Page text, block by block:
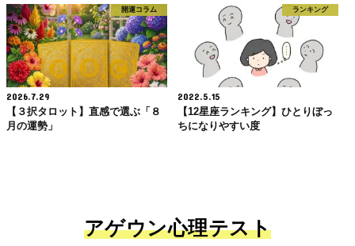
開運コラム
2026.7.29
【３択タロット】直感で選ぶ「８
月の運勢」
ランキング
2022.5.15
【12星座ランキング】ひとりぼっ
ちになりやすい度
アゲウン心理テスト